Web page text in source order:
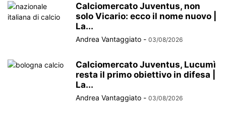
Calciomercato Juventus, non
solo Vicario: ecco il nome nuovo |
La...
Andrea Vantaggiato - 03/08/2026
Calciomercato Juventus, Lucumì
resta il primo obiettivo in difesa |
La...
Andrea Vantaggiato - 03/08/2026